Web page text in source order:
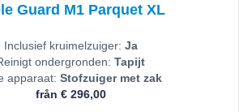
Guard M1 Parquet XL
Inclusief kruimelzuiger: Ja
ondergronden: Tapijt
apparaat: Stofzuiger met zak
från € 296,00